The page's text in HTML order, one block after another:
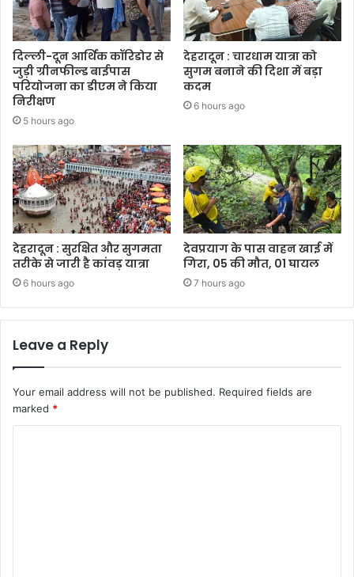
दिल्ली-दून आर्थिक कॉरिडोर से
जुड़ी ग्रीनफील्ड बाईपास
परियोजना का डीएम ने किया
निरीक्षण
5 hours ago
देहरादून : चारधाम यात्रा को
सुगम बनाने की दिशा में बड़ा
कदम
6 hours ago
देहरादून : सुरक्षित और सुगमता
तरीके से जारी है कांवड़ यात्रा
6 hours ago
देवप्रयाग के पास वाहन खाई में
गिरा, 05 की मौत, 01 घायल
7 hours ago
Leave a Reply
Your email address will not be published. Required fields are
marked *